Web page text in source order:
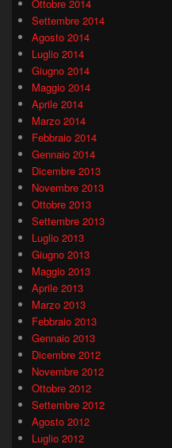
Ottobre 2014
Settembre 2014
Agosto 2014
Luglio 2014
Giugno 2014
Maggio 2014
Aprile 2014
Marzo 2014
Febbraio 2014
Gennaio 2014
Dicembre 2013
Novembre 2013
Ottobre 2013
Settembre 2013
Luglio 2013
Giugno 2013
Maggio 2013
Aprile 2013
Marzo 2013
Febbraio 2013
Gennaio 2013
Dicembre 2012
Novembre 2012
Ottobre 2012
Settembre 2012
Agosto 2012
Luglio 2012